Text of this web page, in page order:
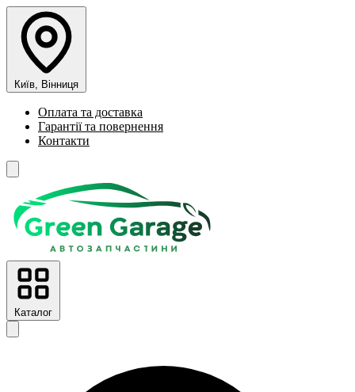
Київ, Вінниця
Оплата та доставка
Гарантії та повернення
Контакти
Каталог